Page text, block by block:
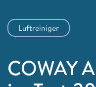
Luftreiniger
COWAY